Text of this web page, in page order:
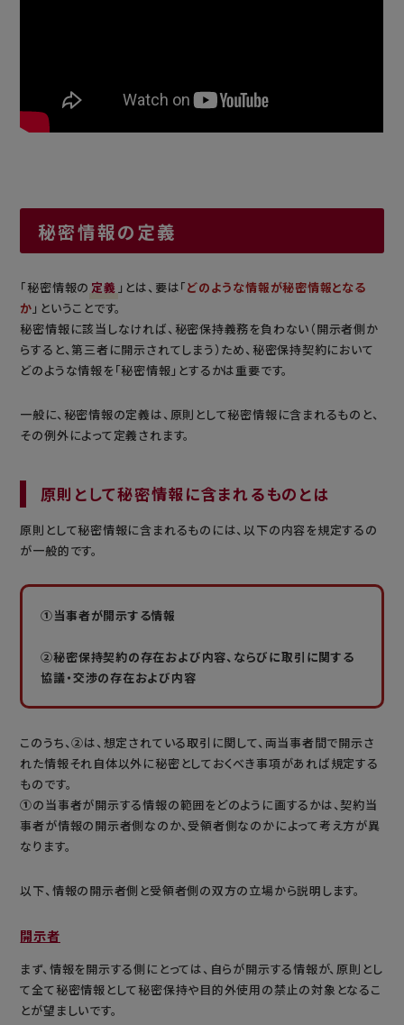
秘密情報の定義
「秘密情報の 定義 」とは、要は「どのような情報が秘密情報となる
か 」ということです。
秘密情報に該当しなければ、秘密保持義務を負わない（開示者側か
らすると、第三者に開示されてしまう）ため、秘密保持契約において
どのような情報を「秘密情報」とするかは重要です。
一般に、秘密情報の定義は、原則として秘密情報に含まれるものと、
その例外によって定義されます。
原則として秘密情報に含まれるものとは
原則として秘密情報に含まれるものには、以下の内容を規定するの
が一般的です。
①当事者が開示する情報
②秘密保持契約の存在および内容、ならびに取引に関する
協議・交渉の存在および内容
このうち、②は、想定されている取引に関して、両当事者間で開示さ
れた情報それ自体以外に秘密としておくべき事項があれば規定する
ものです。
①の当事者が開示する情報の範囲をどのように画するかは、契約当
事者が情報の開示者側なのか、受領者側なのかによって考え方が異
なります。
以下、情報の開示者側と受領者側の双方の立場から説明します。
開示者
まず、情報を開示する側にとっては、自らが開示する情報が、原則とし
て全て秘密情報として秘密保持や目的外使用の禁止の対象となるこ
とが望ましいです。